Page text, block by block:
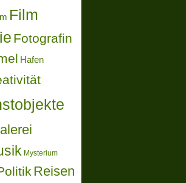
Film
Fotografin
Hafen
Mysterium
Reisen